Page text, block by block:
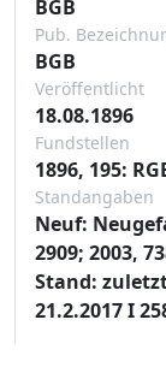
BGB
Pub.
BGB
Veröffentlicht
18.08.1896
Fundstellen
1896, 195:
Standangaben
Neuf:
2909; 2003,
Stand:
21.2.2017 I